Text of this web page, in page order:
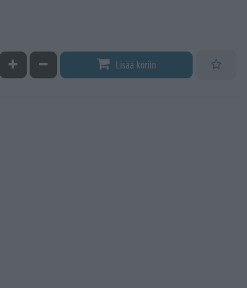
Kasvata määrääVähennä määrää Lisää koriin